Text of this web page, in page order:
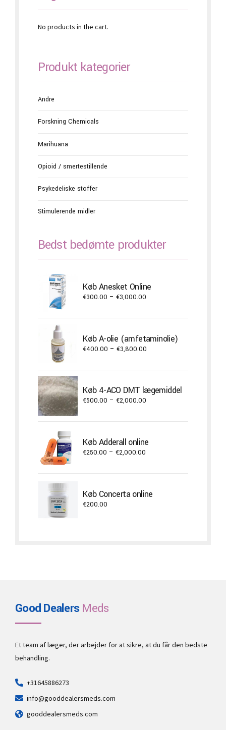
No products in the cart.
Produkt kategorier
Andre
Forskning Chemicals
Marihuana
Opioid / smertestillende
Psykedeliske stoffer
Stimulerende midler
Bedst bedømte produkter
Køb Anesket Online
€300.00 – €3,000.00
€3,000.00
Køb A-olie (amfetaminolie)
€400.00 – €3,800.00
€3,800.00
Køb 4-ACO DMT lægemiddel
€500.00 – €2,000.00
€2,000.00
Køb Adderall online
€250.00 – €2,000.00
€2,000.00
Køb Concerta online
€200.00
Good DealersMeds
Et team af læger, der arbejder for at sikre, at du får den bedste
behandling.
+31645886273
info@gooddealersmeds.com
gooddealersmeds.com